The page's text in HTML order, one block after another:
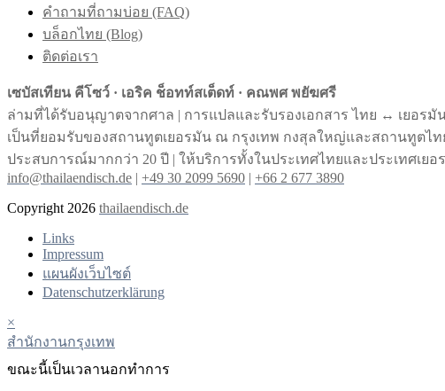
คำถามที่ถามบ่อย (FAQ)
บล็อกไทย (Blog)
ติดต่อเรา
เซบัสเทียน คีโซว์ · เอริค ช็อทท์สเต็ดท์ · คณพศ พยัฆศรี
ล่ามที่ได้รับอนุญาตจากศาล | การแปลและรับรองเอกสาร ไทย ↔︎ เยอรมั
เป็นที่ยอมรับของสถานทูตเยอรมัน ณ กรุงเทพ กงสุลใหญ่และสถานทูตไท
ประสบการณ์มากกว่า 20 ปี | ให้บริการทั้งในประเทศไทยและประเทศเยอ
info@thailaendisch.de | +49 30 2099 5690 | +66 2 677 3890
Copyright 2026 thailaendisch.de
Links
Impressum
แผนผังเว็บไซต์
Datenschutzerklärung
×
สํานักงานกรุงเทพ
ขณะนี้เป็นเวลานอกทําการ